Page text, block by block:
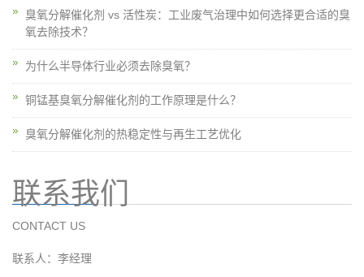
臭氧分解催化剂 vs 活性炭：工业废气治理中如何选择更合适的臭
氧去除技术？
为什么半导体行业必须去除臭氧？
铜锰基臭氧分解催化剂的工作原理是什么？
臭氧分解催化剂的热稳定性与再生工艺优化
联系我们
CONTACT US
联系人：李经理